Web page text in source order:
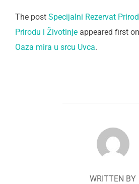
The post Specijalni Rezervat
Prirodu i Životinje appeared first on
Oaza mira u srcu Uvca.
POST AUTHOR
WRITTEN BY